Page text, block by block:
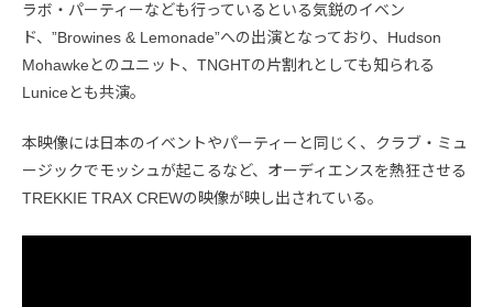
ラボ・パーティーなども行っているといる気鋭のイベン
ド、”Browines & Lemonade”への出演となっており、Hudson
Mohawkeとのユニット、TNGHTの片割れとしても知られる
Luniceとも共演。
本映像には日本のイベントやパーティーと同じく、クラブ・ミュ
ージックでモッシュが起こるなど、オーディエンスを熱狂させる
TREKKIE TRAX CREWの映像が映し出されている。